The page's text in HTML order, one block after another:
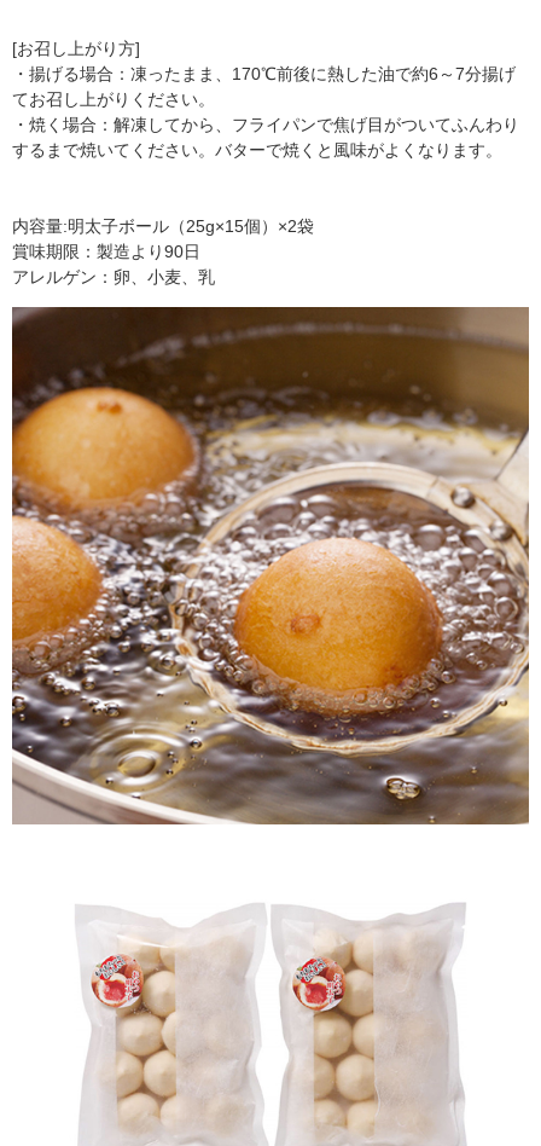
[お召し上がり方]
・揚げる場合：凍ったまま、170℃前後に熱した油で約6～7分揚げ
てお召し上がりください。
・焼く場合：解凍してから、フライパンで焦げ目がついてふんわり
するまで焼いてください。バターで焼くと風味がよくなります。
内容量:明太子ボール（25g×15個）×2袋
賞味期限：製造より90日
アレルゲン：卵、小麦、乳